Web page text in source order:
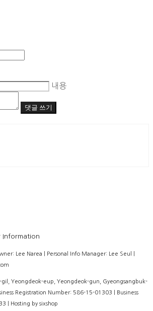
내용
댓글 쓰기
Information
Lee Narea | Personal Info Manager: Lee Seul |
gil, Yeongdeok-eup, Yeongdeok-gun, Gyeongsangbuk-
Registration Number: 586-15-01303 | Business
| Hosting by sixshop